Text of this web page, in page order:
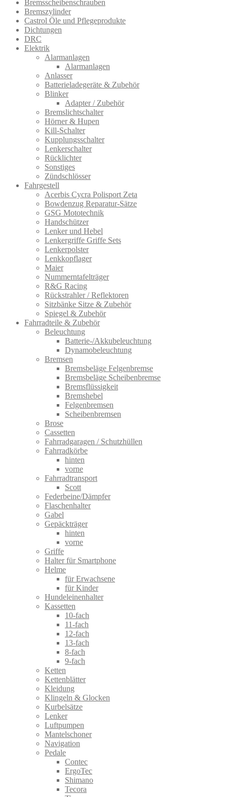
Bremsscheibenschrauben
Bremszylinder
Castrol Öle und Pflegeprodukte
Dichtungen
DRC
Elektrik
Alarmanlagen
Alarmanlagen
Anlasser
Batterieladegeräte & Zubehör
Blinker
Adapter / Zubehör
Bremslichtschalter
Hörner & Hupen
Kill-Schalter
Kupplungsschalter
Lenkerschalter
Rücklichter
Sonstiges
Zündschlösser
Fahrgestell
Acerbis Cycra Polisport Zeta
Bowdenzug Reparatur-Sätze
GSG Mototechnik
Handschützer
Lenker und Hebel
Lenkergriffe Griffe Sets
Lenkerpolster
Lenkkopflager
Maier
Nummerntafelträger
R&G Racing
Rückstrahler / Reflektoren
Sitzbänke Sitze & Zubehör
Spiegel & Zubehör
Fahrradteile & Zubehör
Beleuchtung
Batterie-/Akkubeleuchtung
Dynamobeleuchtung
Bremsen
Bremsbeläge Felgenbremse
Bremsbeläge Scheibenbremse
Bremsflüssigkeit
Bremshebel
Felgenbremsen
Scheibenbremsen
Brose
Cassetten
Fahrradgaragen / Schutzhüllen
Fahrradkörbe
hinten
vorne
Fahrradtransport
Scott
Federbeine/Dämpfer
Flaschenhalter
Gabel
Gepäckträger
hinten
vorne
Griffe
Halter für Smartphone
Helme
für Erwachsene
für Kinder
Hundeleinenhalter
Kassetten
10-fach
11-fach
12-fach
13-fach
8-fach
9-fach
Ketten
Kettenblätter
Kleidung
Klingeln & Glocken
Kurbelsätze
Lenker
Luftpumpen
Mantelschoner
Navigation
Pedale
Contec
ErgoTec
Shimano
Tecora